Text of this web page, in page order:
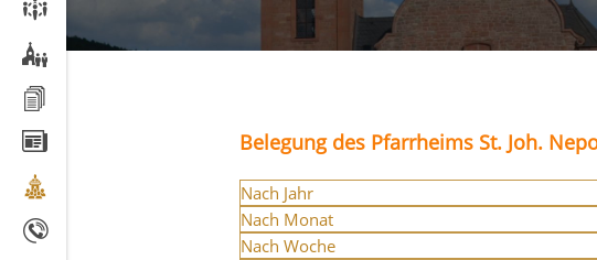
Belegung des Pfarrheims St. Joh.
Nach Jahr
Nach Monat
Nach Woche